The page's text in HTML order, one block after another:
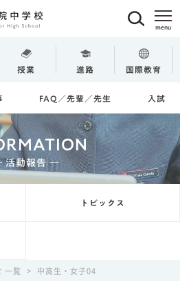
授業 進路 国際教育
FAQ／先輩／先生 入試
活動報告 ─
トピックス
一覧 > 中高生・女子04